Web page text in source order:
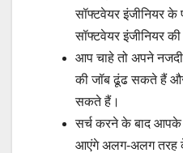
सॉफ्टवेयर इंजीनियर के
सॉफ्टवेयर इंजीनियर
आप चाहे तो अपने
की जॉब ढूंढ सकते हैं
सकते हैं।
सर्च करने के बाद आपके
आएंगे अलग-अलग तरह